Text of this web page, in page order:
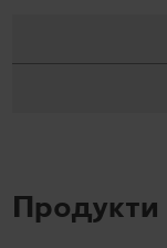
Продукти